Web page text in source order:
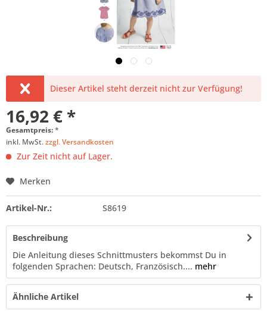
Dieser Artikel steht derzeit nicht zur Verfügung!
16,92 € *
Gesamtpreis:*
inkl. MwSt.zzgl. Versandkosten
Zur Zeit nicht auf Lager.
Merken
Artikel-Nr.: S8619
Beschreibung
Die Anleitung dieses Schnittmusters bekommst Du in
folgenden Sprachen: Deutsch, Französisch.... mehr
Ähnliche Artikel